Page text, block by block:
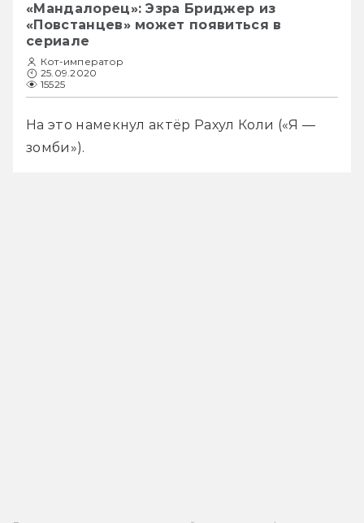
«Мандалорец»: Эзра Бриджер из
«Повстанцев» может появиться в
сериале
Кот-император
25.09.2020
15525
На это намекнул актёр Рахул Коли («Я —
зомби»).